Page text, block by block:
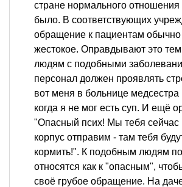
стране нормального отношения
было. В соответствующих
обращение к пациентам обычно
жестокое. Оправдывают это
людям с подобными
персонал должен проявлять
вот меня в больнице медсестра
когда я не мог есть суп. И ещё
"Опасный псих! Мы тебя сейчас
корпус отправим - там тебя
кормить!". К подобным людям
относятся как к "опасным",
своё грубое обращение. На